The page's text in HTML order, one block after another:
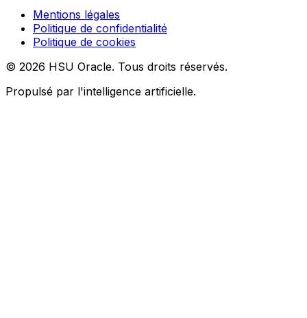
Mentions légales
Politique de confidentialité
Politique de cookies
© 2026 HSU Oracle. Tous droits réservés.
Propulsé par l'intelligence artificielle.